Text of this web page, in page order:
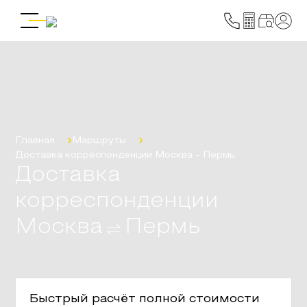
Главная
Маршруты
Доставка корреспонденции
Москва - Пермь
Доставка
корреспонденции
Москва
Пермь
Быстрый расчёт полной стоимости